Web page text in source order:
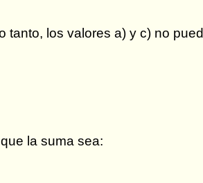
tanto, los valores a) y c) no
la suma sea: